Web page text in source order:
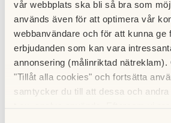
vår webbplats ska bli så bra som
används även för att optimera vår
webbanvändare och för att kunna ge
erbjudanden som kan vara
annonsering (målinriktad
"Tillåt alla cookies" och fortsätta
samtycker du till att dessa och
HSB.
Höjningen gäller från och med 2024-01-01.
Hyresgäster påverkas inte utan